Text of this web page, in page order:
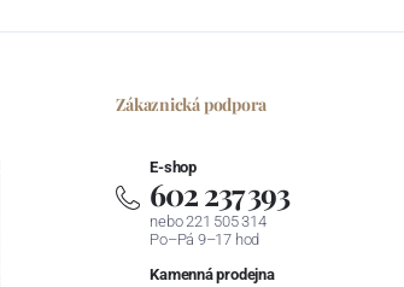
Zákaznická podpora
E-shop
602 237 393
nebo 221 505 314
Po–Pá 9–17 hod
Kamenná prodejna